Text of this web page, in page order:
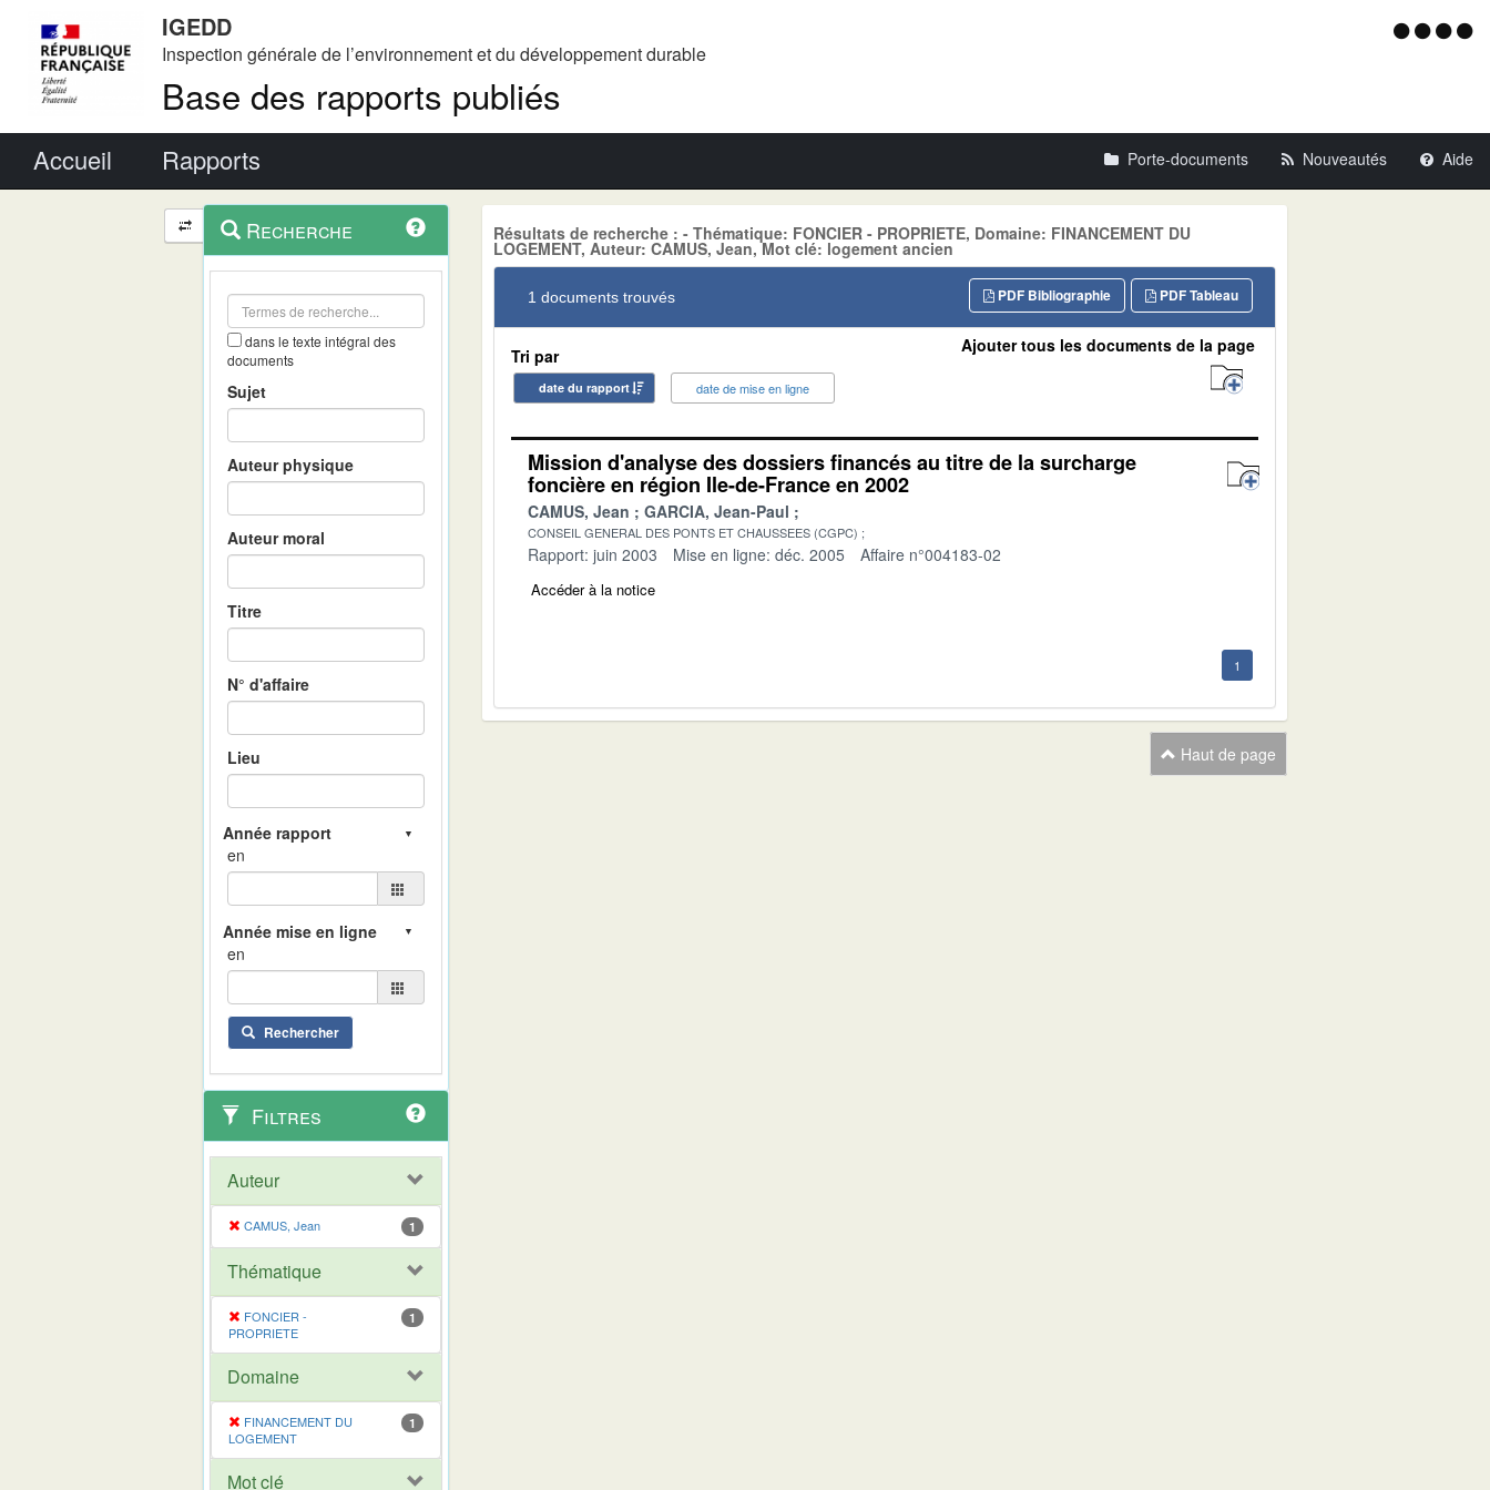
IGEDD
Inspection générale de l’environnement et du développement durable
Base des rapports publiés
Menu
Accueil Rapports Porte-documents Nouveautés Aide
Navigation
et
outils
contextuel
Recherche
dans le texte intégral des
documents
Sujet
Auteur physique
Auteur moral
Titre
N° d'affaire
Lieu
en
en
Rechercher
Filtres
Auteur
CAMUS, Jean 1
Thématique
FONCIER -
PROPRIETE
1
Domaine
FINANCEMENT DU
LOGEMENT
1
Mot clé
Résultats de recherche : - Thématique: FONCIER - PROPRIETE, Domaine: FINANCEMENT DU
LOGEMENT, Auteur: CAMUS, Jean, Mot clé: logement ancien
1 documents trouvés PDF Tableau
PDF Bibliographie
Tri par
date du rapport date de mise en ligne
Ajouter tous les documents de la page
Mission d'analyse des dossiers financés au titre de la surcharge
foncière en région Ile-de-France en 2002
CAMUS, Jean GARCIA, Jean-Paul
CONSEIL GENERAL DES PONTS ET CHAUSSEES (CGPC)
Rapport: juin 2003 Mise en ligne: déc. 2005 Affaire n°004183-02
Accéder à la notice
1
Haut de page